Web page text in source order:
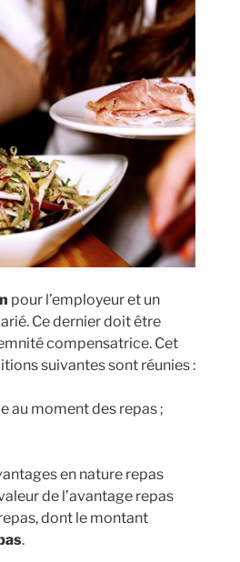
pour l’employeur et un
Ce dernier doit être
compensatrice. Cet
suivantes sont réunies :
au moment des repas ;
en nature repas
de l’avantage repas
dont le montant
.